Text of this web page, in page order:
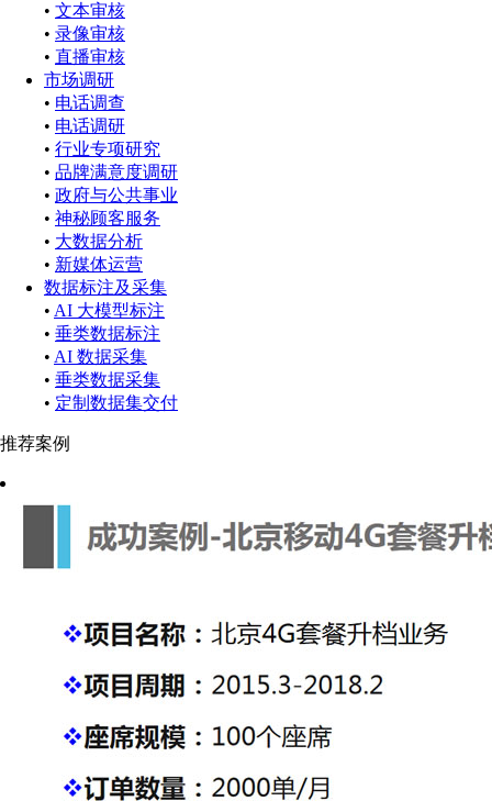
• 文本审核
• 录像审核
• 直播审核
市场调研
• 电话调查
• 电话调研
• 行业专项研究
• 品牌满意度调研
• 政府与公共事业
• 神秘顾客服务
• 大数据分析
• 新媒体运营
数据标注及采集
• AI 大模型标注
• 垂类数据标注
• AI 数据采集
• 垂类数据采集
• 定制数据集交付
推荐案例